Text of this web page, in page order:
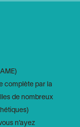
complète par la
de nombreux
n’ayez